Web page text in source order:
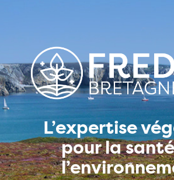
L’expertise
pour la